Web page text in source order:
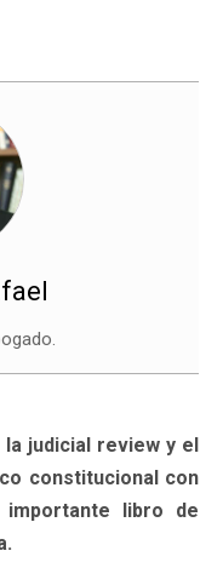
judicial review y el
constitucional con
libro de